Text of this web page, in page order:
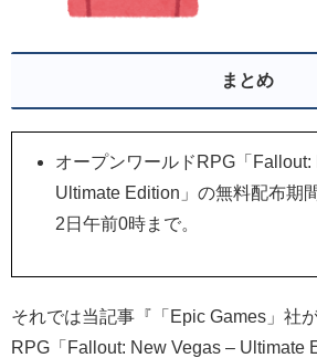
まとめ
オープンワールドRPG「Fallout:
Ultimate Edition」の無料配布期
2日午前0時まで。
それでは当記事『「Epic Games」社
RPG「Fallout: New Vegas – Ultimate